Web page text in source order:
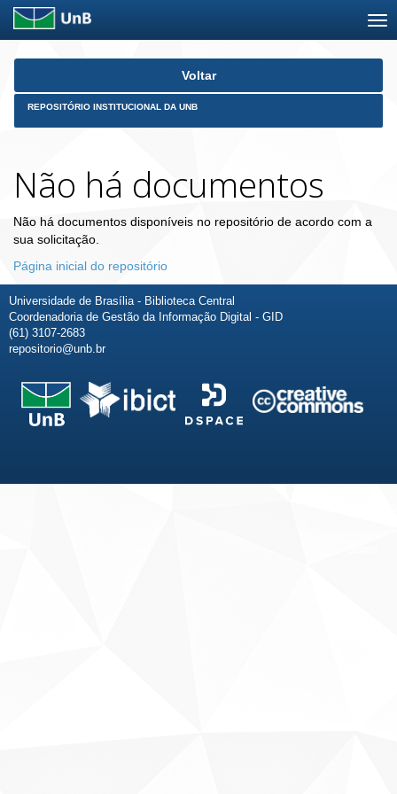
Skip
Voltar
REPOSITÓRIO INSTITUCIONAL DA UNB
Não há documentos
Não há documentos disponíveis no repositório de acordo com a
sua solicitação.
Página inicial do repositório
Universidade de Brasília - Biblioteca Central
Coordenadoria de Gestão da Informação Digital - GID
(61) 3107-2683
repositorio@unb.br